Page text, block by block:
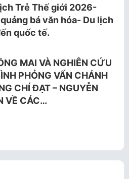
Trẻ Thế giới 2026-
bá văn hóa- Du lịch
quốc tế.
MAI VÀ NGHIÊN CỨU
PHỎNG VẤN CHÁNH
CHÍ ĐẠT – NGUYỄN
VỀ CÁC…